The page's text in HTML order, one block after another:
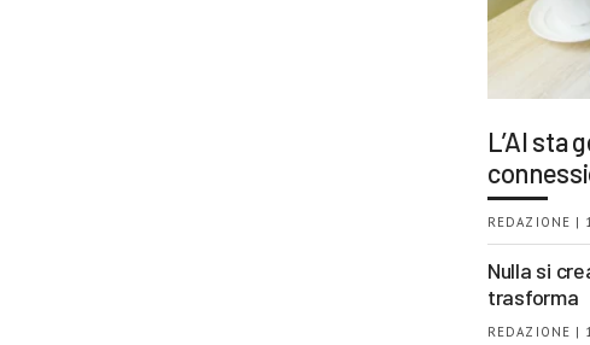
L’AI sta
REDAZIONE |
Nulla si
trasforma
REDAZIONE |